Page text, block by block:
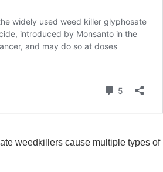
weedkillers cause multiple types of